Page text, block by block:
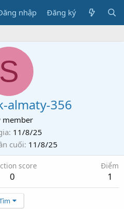
nhập Đăng ký
S
almaty-356
member
11/8/25
cuối 11/8/25
score
0
Điểm
1